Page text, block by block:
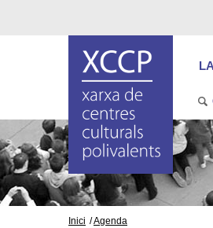
Inici Agenda